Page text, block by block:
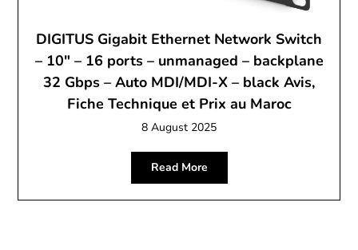
DIGITUS Gigabit Ethernet Network Switch
– 10″ – 16 ports – unmanaged – backplane
32 Gbps – Auto MDI/MDI-X – black Avis,
Fiche Technique et Prix au Maroc
8 August 2025
Read More